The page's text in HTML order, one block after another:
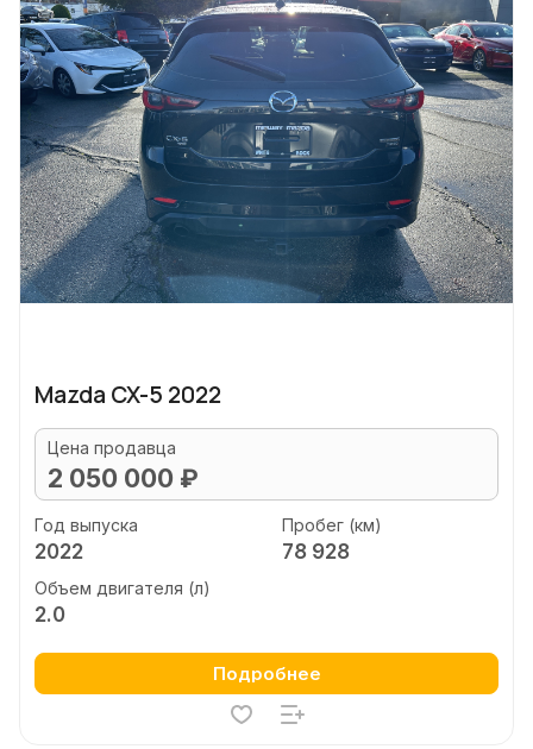
Mazda CX-5 2022
Цена продавца
2 050 000 ₽
Год выпуска
2022
Пробег (км)
78 928
Объем двигателя (л)
2.0
Подробнее